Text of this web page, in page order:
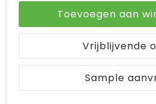
Toevoegen aan
Vrijblijvende
Sample